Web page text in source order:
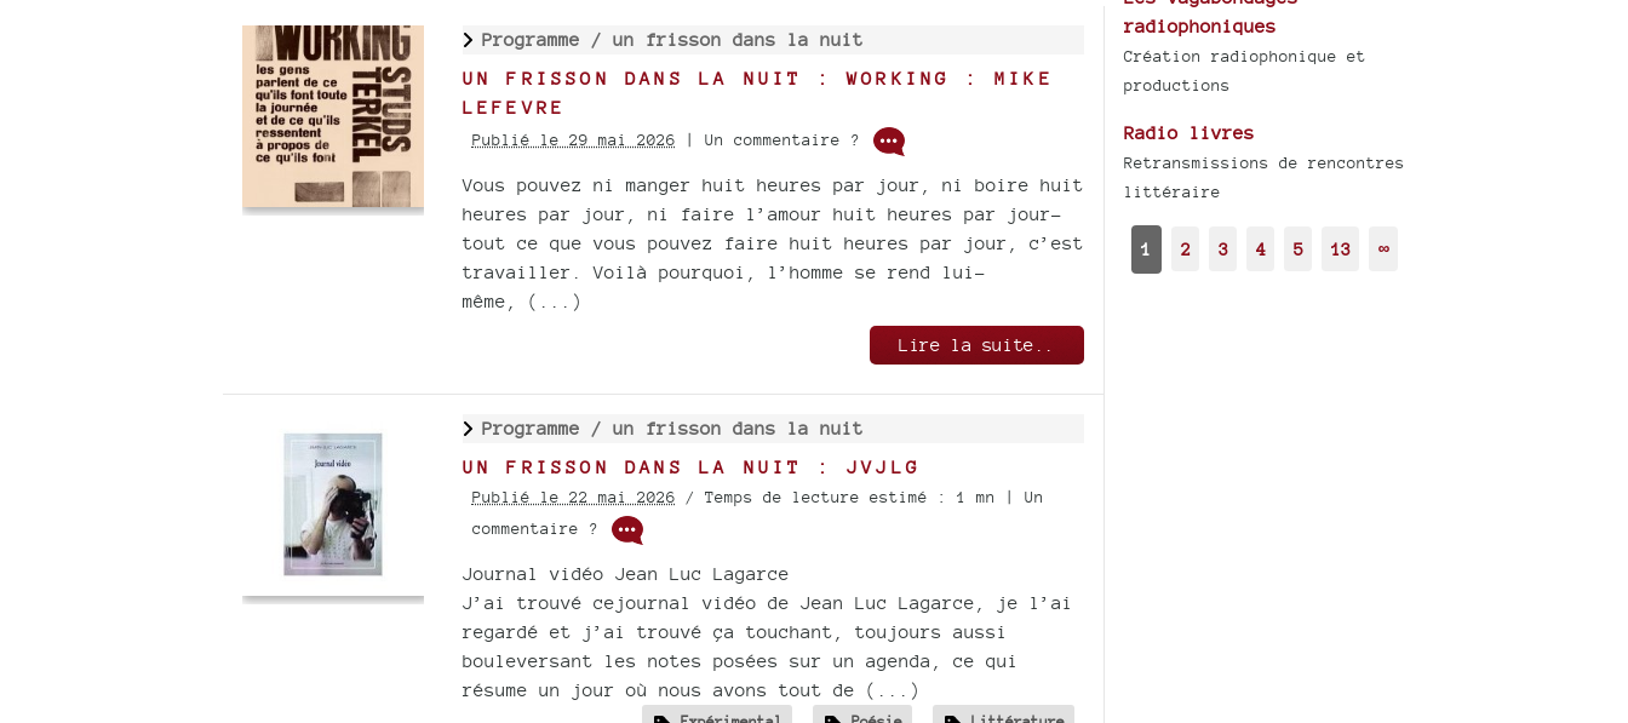
Programme / un frisson dans la nuit
UN FRISSON DANS LA NUIT : WORKING : MIKE
LEFEVRE
Publié le 29 mai 2026 | Un commentaire ?
Vous pouvez ni manger huit heures par jour, ni boire huit
heures par jour, ni faire l’amour huit heures par jour-
tout ce que vous pouvez faire huit heures par jour, c’est
travailler. Voilà pourquoi, l’homme se rend lui-
même, (...)
Lire la suite..
Programme / un frisson dans la nuit
UN FRISSON DANS LA NUIT : JVJLG
Publié le 22 mai 2026 / Temps de lecture estimé : 1 mn | Un
commentaire ?
Journal vidéo Jean Luc Lagarce
J’ai trouvé cejournal vidéo de Jean Luc Lagarce, je l’ai
regardé et j’ai trouvé ça touchant, toujours aussi
bouleversant les notes posées sur un agenda, ce qui
résume un jour où nous avons tout de (...)
radiophoniques
Création radiophonique et
productions
Radio livres
Retransmissions de rencontres
littéraire
1 2 3 4 5 13 ∞